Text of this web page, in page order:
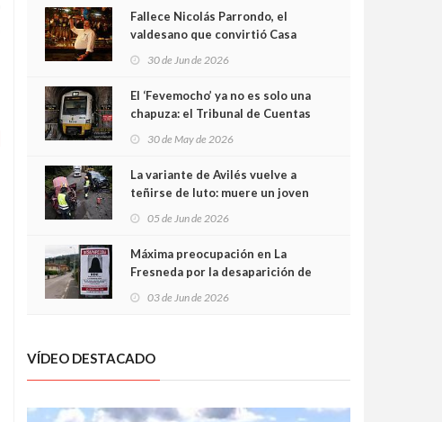
minutos
Fallece Nicolás Parrondo, el
valdesano que convirtió Casa
30 de Jun de 2026
El ‘Fevemocho’ ya no es solo una
chapuza: el Tribunal de Cuentas
sobrecoste de los trenes que no
cabían por los túneles
30 de May de 2026
La variante de Avilés vuelve a
teñirse de luto: muere un joven
05 de Jun de 2026
Máxima preocupación en La
Fresneda por la desaparición de
03 de Jun de 2026
VÍDEO DESTACADO